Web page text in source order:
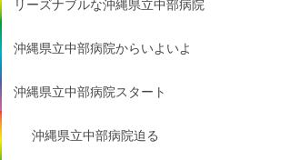
リーズナブルな沖縄県立中部病院
沖縄県立中部病院からいよいよ
沖縄県立中部病院スタート
沖縄県立中部病院迫る